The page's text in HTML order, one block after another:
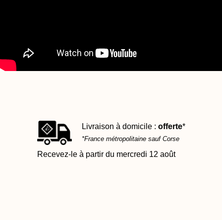
Livraison à domicile : offerte*
*France métropolitaine sauf Corse
Recevez-le à partir du mercredi 12 août